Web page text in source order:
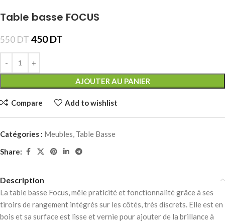
Table basse FOCUS
550DT450DT
AJOUTER AU PANIER
Compare Add to wishlist
Catégories : Meubles, Table Basse
Share:
Description
La table basse Focus, mêle praticité et fonctionnalité grâce à ses
tiroirs de rangement intégrés sur les côtés, très discrets. Elle est en
bois et sa surface est lisse et vernie pour ajouter de la brillance à